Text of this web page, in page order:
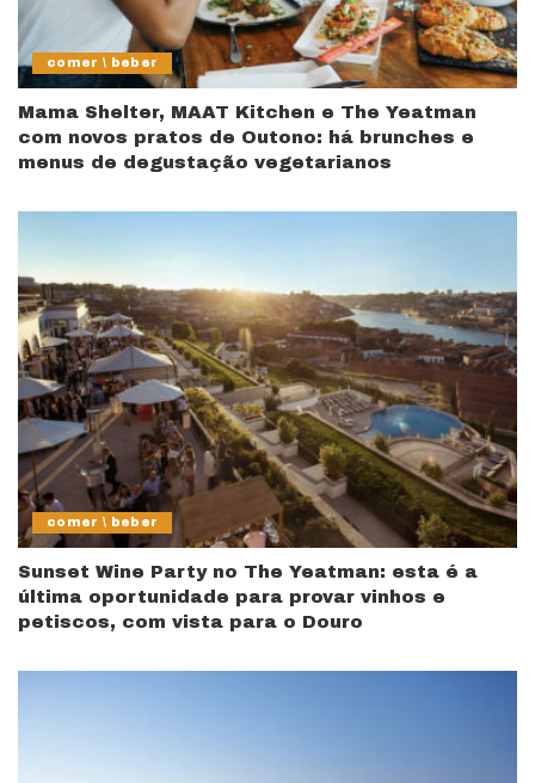
comer \ beber
Mama Shelter, MAAT Kitchen e The Yeatman
com novos pratos de Outono: há brunches e
menus de degustação vegetarianos
comer \ beber
Sunset Wine Party no The Yeatman: esta é a
última oportunidade para provar vinhos e
petiscos, com vista para o Douro